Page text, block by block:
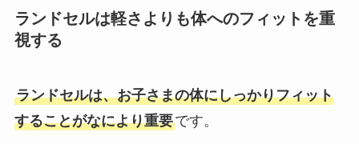
ランドセルは軽さよりも体へのフィットを重
視する
ランドセルは、お子さまの体にしっかりフィット
することがなにより重要です。